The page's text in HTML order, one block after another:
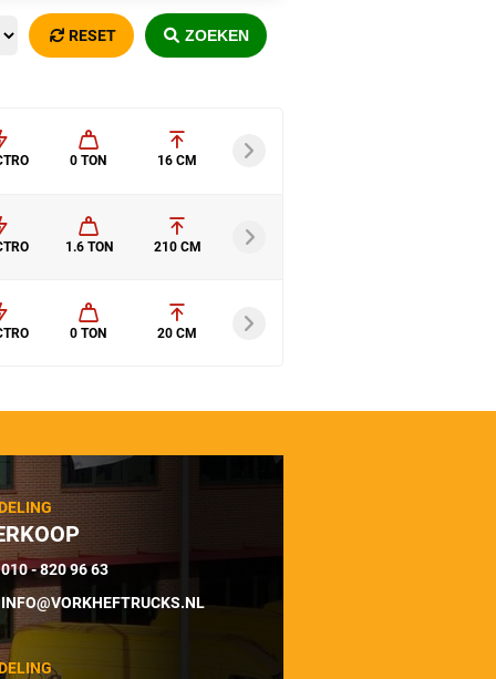
RESET ZOEKEN
0 TON 16 CM
1.6 TON 210 CM
0 TON 20 CM
010 - 820 96 63
INFO@VORKHEFTRUCKS.NL